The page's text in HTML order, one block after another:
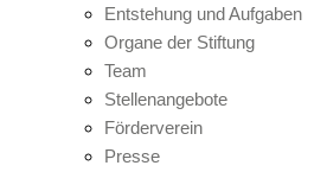
Entstehung und Aufgaben
Organe der Stiftung
Team
Stellenangebote
Förderverein
Presse